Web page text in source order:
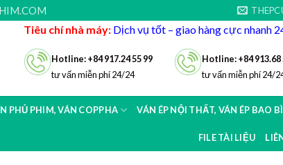
Tiêu chí nhà máy: Dịch vụ tốt – giao hàng cực nhanh
Hotline: +84 917.24 55 99
tư vấn miễn phí 24/24
Hotline: +84 913.68
tư vấn miễn phí 24/
PHỦ PHIM, VÁN COPPHA VÁN ÉP NỘI THẤT, VÁN ÉP BAO
FILE TÀI LIỆU